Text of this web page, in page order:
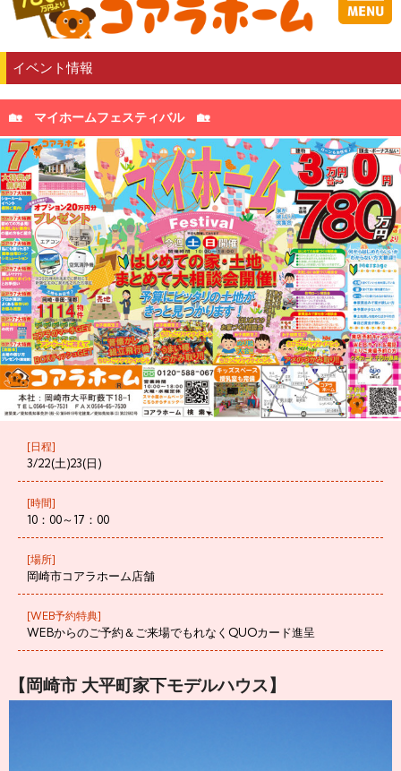
イベント情報
🏡 マイホームフェスティバル 🏡
[日程]
3/22(土)23(日)
[時間]
10：00～17：00
[場所]
岡崎市コアラホーム店舗
[WEB予約特典]
WEBからのご予約＆ご来場でもれなくQUOカード進呈
【岡崎市 大平町家下モデルハウス】